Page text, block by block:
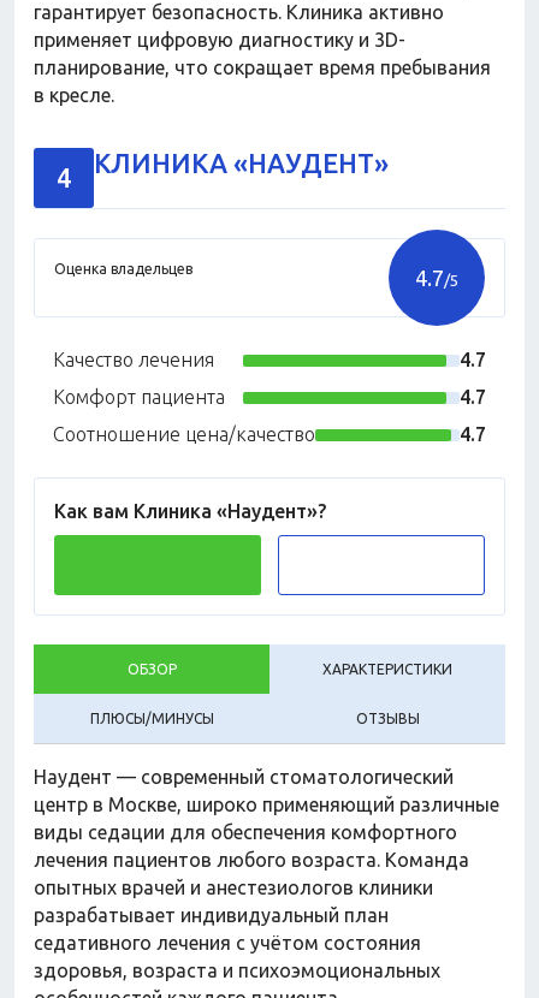
гарантирует безопасность. Клиника активно
применяет цифровую диагностику и 3D-
планирование, что сокращает время пребывания
в кресле.
4 КЛИНИКА «НАУДЕНТ»
Оценка владельцев 4.7/5
Качество лечения
4.7
Комфорт пациента
4.7
Соотношение цена/качество
4.7
Как вам Клиника «Наудент»?
ОБЗОР ХАРАКТЕРИСТИКИ
ПЛЮСЫ/МИНУСЫ ОТЗЫВЫ
Наудент — современный стоматологический
центр в Москве, широко применяющий различные
виды седации для обеспечения комфортного
лечения пациентов любого возраста. Команда
опытных врачей и анестезиологов клиники
разрабатывает индивидуальный план
седативного лечения с учётом состояния
здоровья, возраста и психоэмоциональных